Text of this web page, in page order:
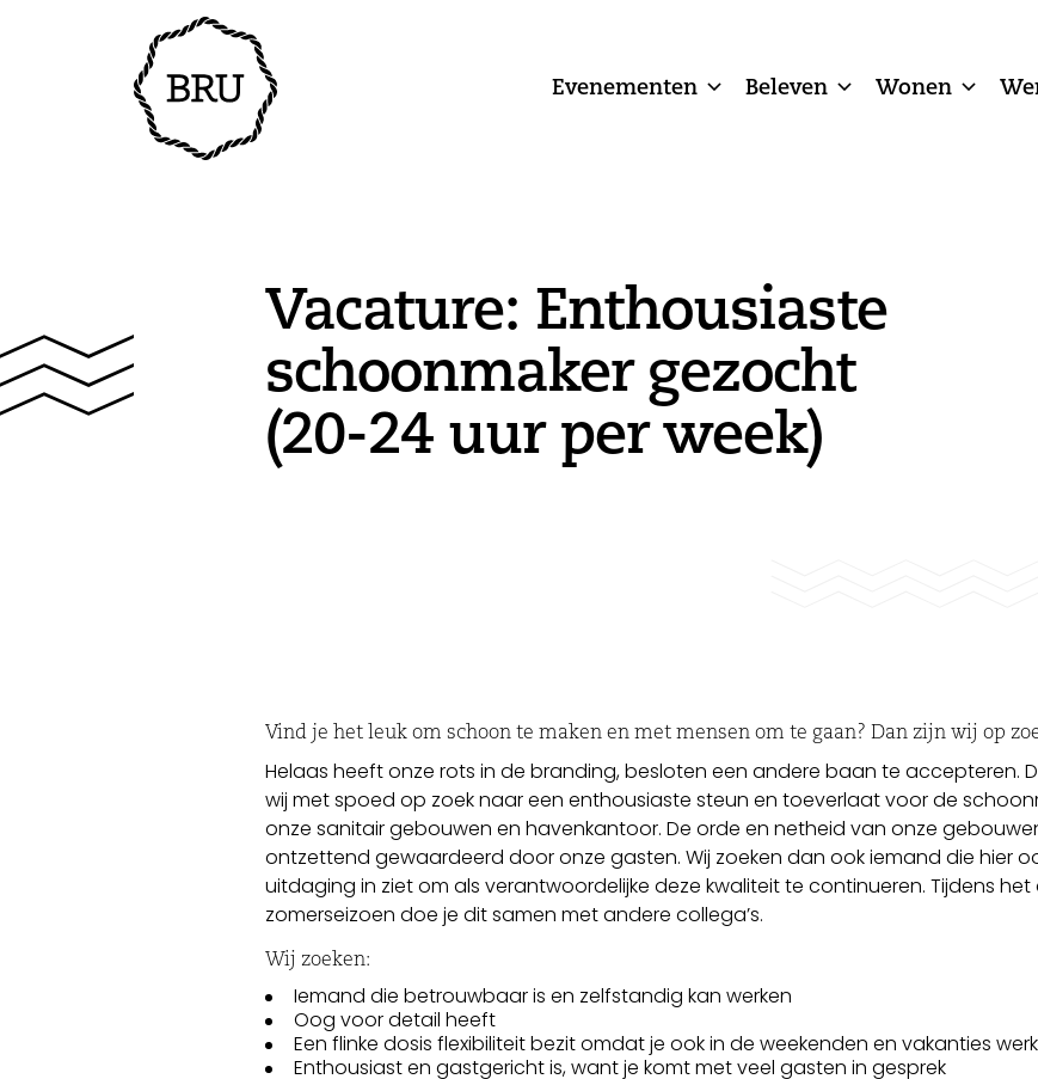
Evenementen Beleven Wonen
Vacature: Enthousiaste
schoonmaker gezocht
(20-24 uur per week)
Vind je het leuk om schoon te maken en met mensen om te gaan? Dan zijn wij op
Helaas heeft onze rots in de branding, besloten een andere baan te accepteren.
wij met spoed op zoek naar een enthousiaste steun en toeverlaat voor de
onze sanitair gebouwen en havenkantoor. De orde en netheid van onze
ontzettend gewaardeerd door onze gasten. Wij zoeken dan ook iemand die hier
uitdaging in ziet om als verantwoordelijke deze kwaliteit te continueren. Tijdens het
zomerseizoen doe je dit samen met andere collega’s.
Wij zoeken:
Iemand die betrouwbaar is en zelfstandig kan werken
Oog voor detail heeft
Een flinke dosis flexibiliteit bezit omdat je ook in de weekenden en vakanties
Enthousiast en gastgericht is, want je komt met veel gasten in gesprek